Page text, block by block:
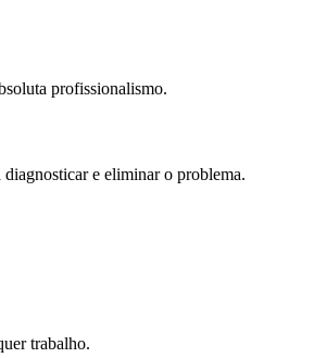
profissionalismo.
e eliminar o problema.
trabalho.